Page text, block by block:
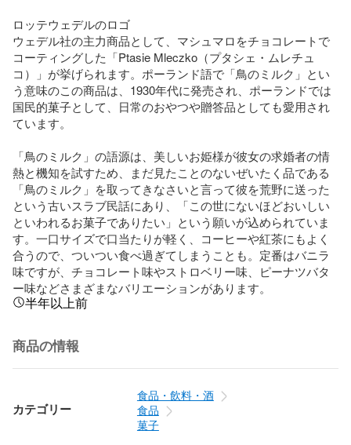
ロッテウェデルのロゴ
ウェデル社の主力商品として、マシュマロをチョコレートで
コーティングした「Ptasie Mleczko（プタシェ・ムレチュ
コ）」が挙げられます。ポーランド語で「鳥のミルク」とい
う意味のこの商品は、1930年代に発売され、ポーランドでは
国民的菓子として、日常のおやつや贈答品としても愛用され
ています。
「鳥のミルク」の語源は、美しいお姫様が彼女の求婚者の情
熱と機知を試すため、まだ見たことのないぜいたく品である
「鳥のミルク」を取ってきなさいと言って彼を荒野に送った
という古いスラブ民話にあり、「この世にないほどおいしい
といわれるお菓子でありたい」という願いが込められていま
す。一口サイズで口当たりが軽く、コーヒーや紅茶にもよく
合うので、ついつい食べ過ぎてしまうことも。定番はバニラ
味ですが、チョコレート味やストロベリー味、ピーナツバタ
ー味などさまざまなバリエーションがあります。
半年以上前
商品の情報
カテゴリー
食品・飲料・酒
食品
菓子